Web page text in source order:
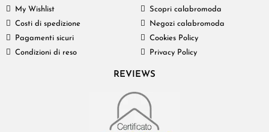
My Wishlist
Costi di spedizione
Pagamenti sicuri
Condizioni di reso
Scopri calabromoda
Negozi calabromoda
Cookies Policy
Privacy Policy
REVIEWS